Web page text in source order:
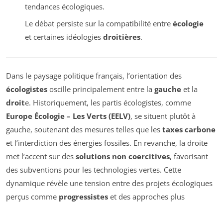
tendances écologiques.
Le débat persiste sur la compatibilité entre écologie
et certaines idéologies droitières.
Dans le paysage politique français, l’orientation des
écologistes oscille principalement entre la gauche et la
droite. Historiquement, les partis écologistes, comme
Europe Écologie – Les Verts (EELV), se situent plutôt à
gauche, soutenant des mesures telles que les taxes carbone
et l’interdiction des énergies fossiles. En revanche, la droite
met l’accent sur des solutions non coercitives, favorisant
des subventions pour les technologies vertes. Cette
dynamique révèle une tension entre des projets écologiques
perçus comme progressistes et des approches plus